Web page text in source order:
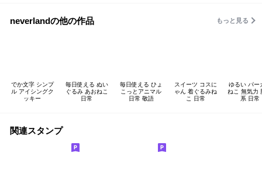
neverlandの他の作品 もっと見る
でか文字 シンプ
ル アイシングク
ッキー
毎日使える ぬい
ぐるみ あおねこ
日常
毎日使える ひょ
こっとアニマル
日常 敬語
スイーツ コスに
ゃん 着ぐるみね
こ 日常
ゆるい パー
ねこ 無気力
系 日常
関連スタンプ